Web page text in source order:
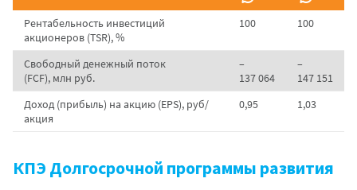
Рентабельность инвестиций
акционеров (TSR), %
100 100
Свободный денежный поток
(FCF), млн руб.
–
137 064
–
147 151
Доход (прибыль) на акцию (EPS), руб/
акция
0,95 1,03
КПЭ Долгосрочной программы развития